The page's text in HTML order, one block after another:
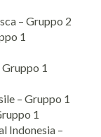
– Gruppo 2
1
1
– Gruppo 1
1
Indonesia –